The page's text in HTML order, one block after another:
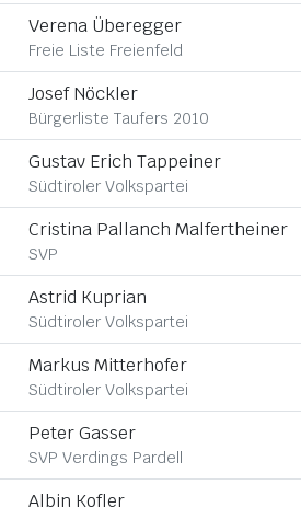
Verena Überegger
Freie Liste Freienfeld
Josef Nöckler
Bürgerliste Taufers 2010
Gustav Erich Tappeiner
Südtiroler Volkspartei
Cristina Pallanch Malfertheiner
SVP
Astrid Kuprian
Südtiroler Volkspartei
Markus Mitterhofer
Südtiroler Volkspartei
Peter Gasser
SVP Verdings Pardell
Albin Kofler